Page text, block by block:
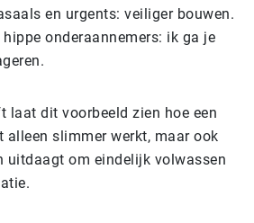
en urgents: veiliger bouwen.
onderaannemers: ik ga je
laat dit voorbeeld zien hoe een
alleen slimmer werkt, maar ook
uitdaagt om eindelijk volwassen